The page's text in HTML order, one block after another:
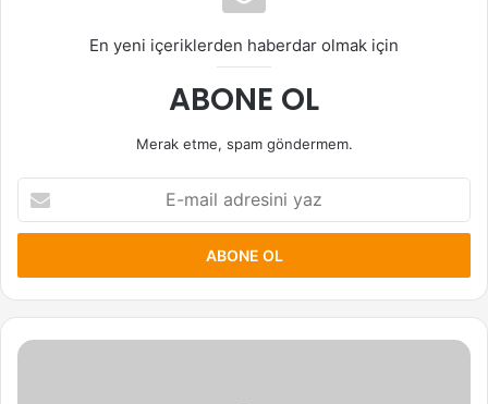
En yeni içeriklerden haberdar olmak için
ABONE OL
Merak etme, spam göndermem.
mail
adresini
WayV